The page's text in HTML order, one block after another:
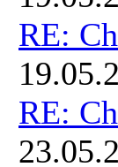
RE:
RE: